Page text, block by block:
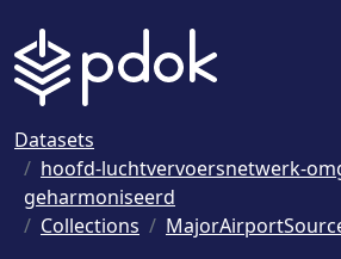
Datasets
hoofd-luchtvervoersnetwerk-
geharmoniseerd
Collections